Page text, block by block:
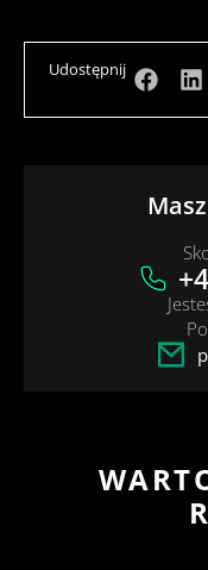
Udostępnij